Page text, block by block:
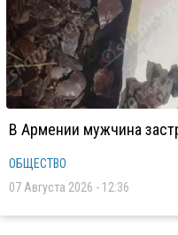
В Армении мужчина
ОБЩЕСТВО
07 Августа 2026 - 12:36